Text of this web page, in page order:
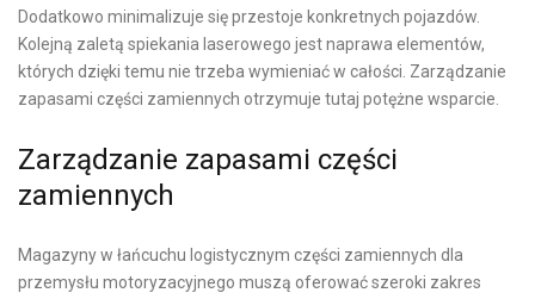
Dodatkowo minimalizuje się przestoje konkretnych pojazdów.
Kolejną zaletą spiekania laserowego jest naprawa elementów,
których dzięki temu nie trzeba wymieniać w całości. Zarządzanie
zapasami części zamiennych otrzymuje tutaj potężne wsparcie.
Zarządzanie zapasami części
zamiennych
Magazyny w łańcuchu logistycznym części zamiennych dla
przemysłu motoryzacyjnego muszą oferować szeroki zakres